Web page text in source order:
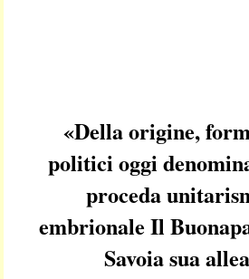
«Della origine,
politici oggi
proceda
embrionale Il
Savoia sua